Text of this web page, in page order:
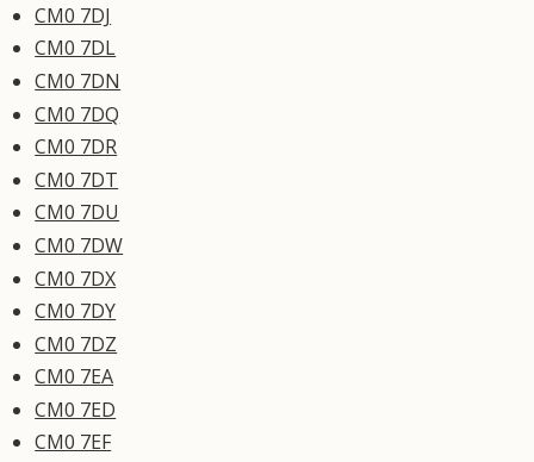
CM0 7DJ
CM0 7DL
CM0 7DN
CM0 7DQ
CM0 7DR
CM0 7DT
CM0 7DU
CM0 7DW
CM0 7DX
CM0 7DY
CM0 7DZ
CM0 7EA
CM0 7ED
CM0 7EF